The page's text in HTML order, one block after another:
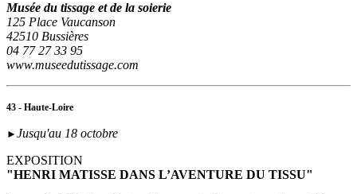
Musée du tissage et de la soierie
125 Place Vaucanson
42510 Bussières
04 77 27 33 95
www.museedutissage.com
43 - Haute-Loire
► Jusqu'au 18 octobre
EXPOSITION
"HENRI MATISSE DANS L’AVENTURE DU TISSU"